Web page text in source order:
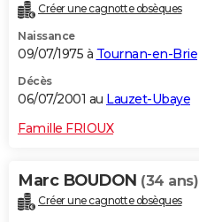
Créer une cagnotte obsèques
Naissance
09/07/1975 à Tournan-en-Brie
Décès
06/07/2001 au Lauzet-Ubaye
Famille FRIOUX
Marc BOUDON (34 ans)
Créer une cagnotte obsèques